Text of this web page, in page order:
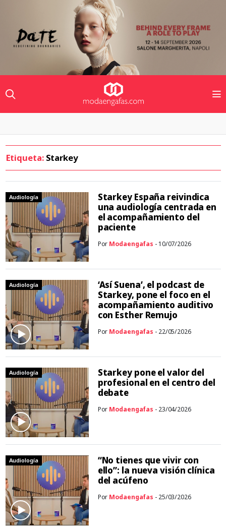
Etiqueta: Starkey
Audiología
Starkey España reivindica
una audiología centrada en
el acompañamiento del
paciente
Por Modaengafas - 10/07/2026
Audiología
‘Así Suena’, el podcast de
Starkey, pone el foco en el
acompañamiento auditivo
con Esther Remujo
Por Modaengafas - 22/05/2026
Audiología
Starkey pone el valor del
profesional en el centro del
debate
Por Modaengafas - 23/04/2026
Audiología
“No tienes que vivir con
ello”: la nueva visión clínica
del acúfeno
Por Modaengafas - 25/03/2026